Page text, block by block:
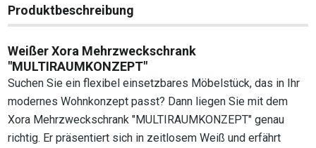
Produktbeschreibung
Weißer Xora Mehrzweckschrank
"MULTIRAUMKONZEPT"
Suchen Sie ein flexibel einsetzbares Möbelstück, das in Ihr
modernes Wohnkonzept passt? Dann liegen Sie mit dem
Xora Mehrzweckschrank "MULTIRAUMKONZEPT" genau
richtig. Er präsentiert sich in zeitlosem Weiß und erfährt